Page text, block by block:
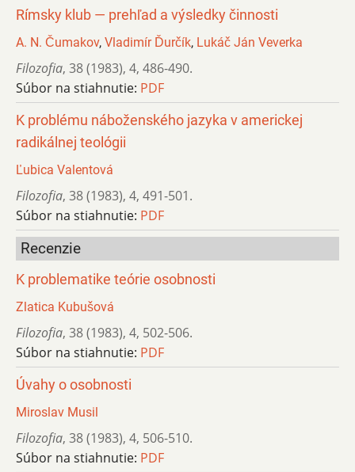
Rímsky klub — prehľad a výsledky činnosti
A. N. Čumakov, Vladimír Ďurčík, Lukáč Ján Veverka
Filozofia, 38 (1983), 4, 486-490.
Súbor na stiahnutie: PDF
K problému náboženského jazyka v americkej
radikálnej teológii
Ľubica Valentová
Filozofia, 38 (1983), 4, 491-501.
Súbor na stiahnutie: PDF
Recenzie
K problematike teórie osobnosti
Zlatica Kubušová
Filozofia, 38 (1983), 4, 502-506.
Súbor na stiahnutie: PDF
Úvahy o osobnosti
Miroslav Musil
Filozofia, 38 (1983), 4, 506-510.
Súbor na stiahnutie: PDF